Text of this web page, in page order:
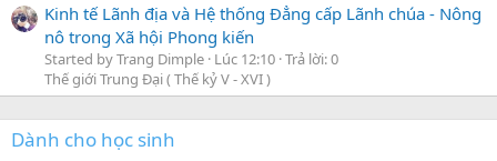
Kinh tế Lãnh địa và Hệ thống Đẳng cấp Lãnh chúa - Nông
nô trong Xã hội Phong kiến
Started by Trang Dimple Lúc 12:10 Trả lời: 0
Thế giới Trung Đại ( Thế kỷ V - XVI )
Dành cho học sinh